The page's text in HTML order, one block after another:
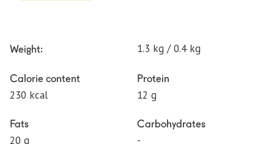
Weight: 1.3 kg / 0.4 kg
Calorie content
230 kcal
Fats
20 g
Protein
12 g
Carbohydrates
-